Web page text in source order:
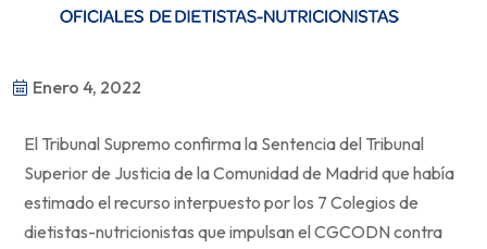
Enero 4, 2022
El Tribunal Supremo confirma la Sentencia del Tribunal
Superior de Justicia de la Comunidad de Madrid que había
estimado el recurso interpuesto por los 7 Colegios de
dietistas-nutricionistas que impulsan el CGCODN contra